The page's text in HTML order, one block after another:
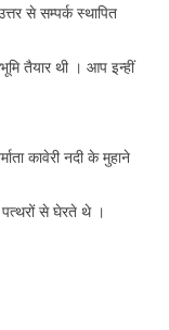
से सम्पर्क स्थापित
तैयार थी । आप इन्हीं
कावेरी नदी के मुहाने
से घेरते थे ।